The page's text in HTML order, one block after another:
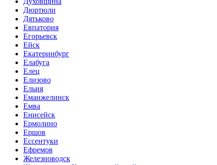
Дюртюли
Дятьково
Евпатория
Егорьевск
Ейск
Екатеринбург
Елабуга
Елец
Елизово
Ельня
Еманжелинск
Емва
Енисейск
Ермолино
Ершов
Ессентуки
Ефремов
Железноводск